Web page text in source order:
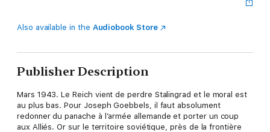
Also available in the Audiobook Store
Publisher Description
Mars 1943. Le Reich vient de perdre Stalingrad et le moral est
au plus bas. Pour Joseph Goebbels, il faut absolument
redonner du panache à l’armée allemande et porter un coup
aux Alliés. Or sur le territoire soviétique, près de la frontière